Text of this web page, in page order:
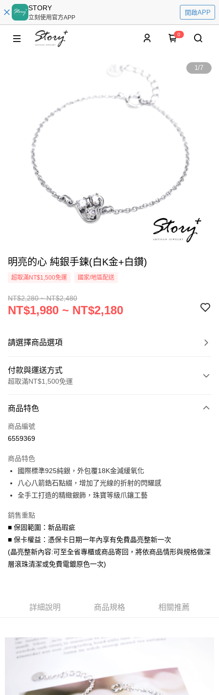
STORY
立刻使用官方APP
開啟APP
0
1/7
明亮的心 純銀手鍊(白K金+白鑽)
超取滿NT$1,500免運 國家/地區配送
NT$2,280 ~ NT$2,480
NT$1,980 ~ NT$2,180
請選擇商品選項
付款與運送方式
超取滿NT$1,500免運
信用卡一次付款
信用卡分期付款
合作金庫商業銀行
華南商業銀行
彰化商業銀行
上海商業儲蓄銀行
台北富邦商業銀行
國泰世華商業銀行
兆豐國際商業銀行
匯豐（台灣）商業銀行
聯邦商業銀行
元大商業銀行
永豐商業銀行
台新國際商業銀行
中國信託商業銀行
台灣樂天信用卡公司
6 期 0 利率 每期
華南商業銀行
彰化商業銀行
上海商業儲蓄銀行
台北富邦商業銀行
臺灣中小企業銀行
匯豐（台灣）商業銀行
聯邦商業銀行
遠東國際商業銀行
元大商業銀行
永豐商業銀行
玉山商業銀行
超商取貨付款
LINE Pay
Apple Pay
街口支付
悠遊付
【關於「AFTEE先享後付」】
１．簡單：不需註冊會員、不需綁卡、不需儲值。
２．便利：只要手機號碼，簡訊認證，即可結帳。
３．安心：先確認商品／服務後，再付款。
【「AFTEE先享後付」結帳流程】
１．於結帳方式選擇「AFTEE先享後付」後，將跳轉至「AFTEE先享後付」
結帳頁面，進行簡訊認證並確認金額後，即可完成結帳。
貨到付款
全家取貨付款
每筆NT$60，滿NT$1,500(含以上)免運費
商品特色
商品編號
6559369
商品特色
國際標準925純銀，外包覆18K金減緩氧化
八心八箭鋯石點綴，增加了光線的折射的閃耀感
全手工打造的精緻銀飾，珠寶等級爪鑲工藝
銷售重點
■ 保固範圍：新品瑕疵
■ 保卡權益：憑保卡日期一年內享有免費晶亮整新一次
(晶亮整新內容:可至全省專櫃或商品寄回，將依商品情形與規格做深
層滾珠清潔或免費電鍍原色一次)
詳細說明 商品規格 相關推薦